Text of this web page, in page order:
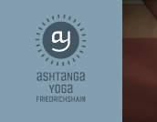
springen